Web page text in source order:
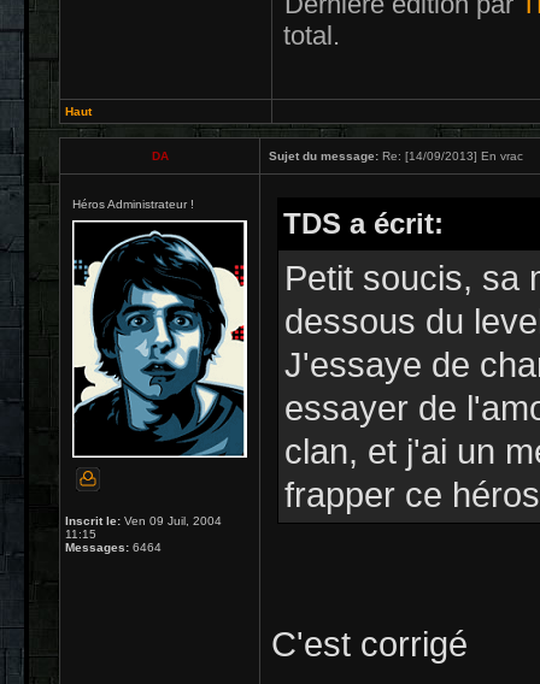
total.
Haut
DA Sujet du message: Re: [14/09/2013] En vrac
Héros Administrateur !
Inscrit le: Ven 09 Juil, 2004
11:15
Messages: 6464
TDS a écrit:
Petit soucis, sa
dessous du
J'essaye de
essayer de
clan, et j'ai un
frapper ce
C'est corrigé